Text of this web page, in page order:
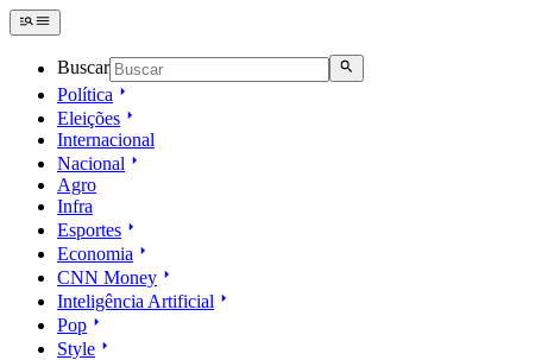
Buscar
Política
Eleições
Internacional
Nacional
Agro
Infra
Esportes
Economia
CNN Money
Inteligência Artificial
Pop
Style